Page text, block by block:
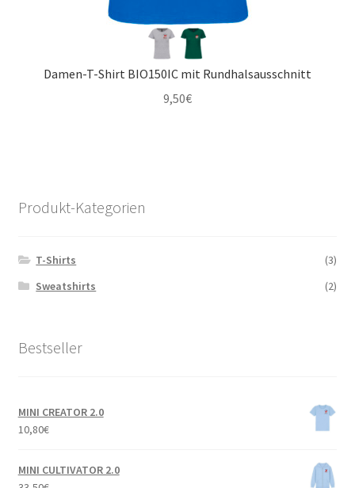
Damen-T-Shirt BIO150IC mit Rundhalsausschnitt
9,50€
Produkt-Kategorien
T-Shirts
(3)
Sweatshirts
(2)
Bestseller
MINI CREATOR 2.0
10,80€
MINI CULTIVATOR 2.0